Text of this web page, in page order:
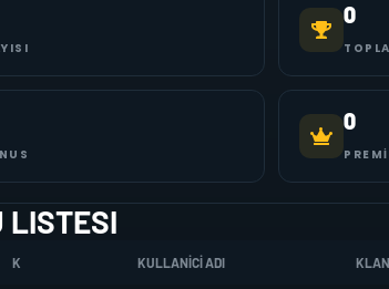
0
0
LISTESI
K KULLANICI ADI